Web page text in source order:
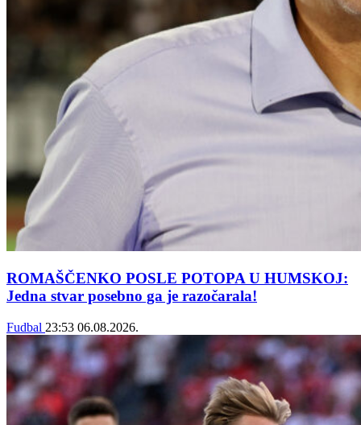
ROMAŠČENKO POSLE POTOPA U HUMSKOJ:
Jedna stvar posebno ga je razočarala!
Fudbal 23:53 06.08.2026.